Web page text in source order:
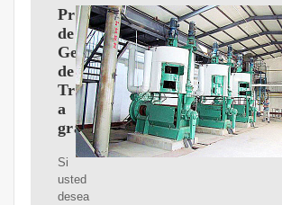
Proveedores
de
Germen
de
Trigo
a
granel
Si
usted
desea